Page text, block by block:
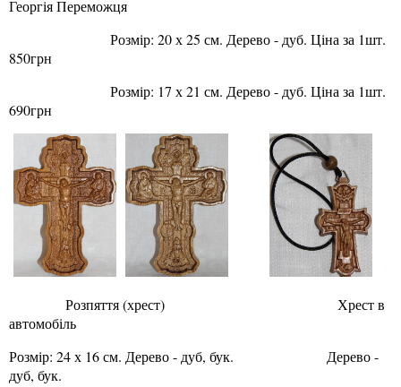
Георгія Переможця
Розмір: 20 х 25 см. Дерево - дуб. Ціна за 1шт.
850грн
Розмір: 17 х 21 см. Дерево - дуб. Ціна за 1шт.
690грн
Розпяття (хрест) Хрест в
автомобіль
Розмір: 24 х 16 см. Дерево - дуб, бук. Дерево -
дуб, бук.